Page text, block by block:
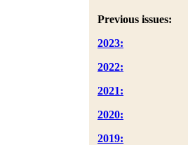
Previous issues:
2023:
2022:
2021:
2020:
2019: